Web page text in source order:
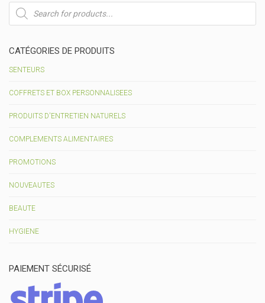
Recherche
de
produits
CATÉGORIES DE PRODUITS
SENTEURS
COFFRETS ET BOX PERSONNALISEES
PRODUITS D'ENTRETIEN NATURELS
COMPLEMENTS ALIMENTAIRES
PROMOTIONS
NOUVEAUTES
BEAUTE
HYGIENE
PAIEMENT SÉCURISÉ